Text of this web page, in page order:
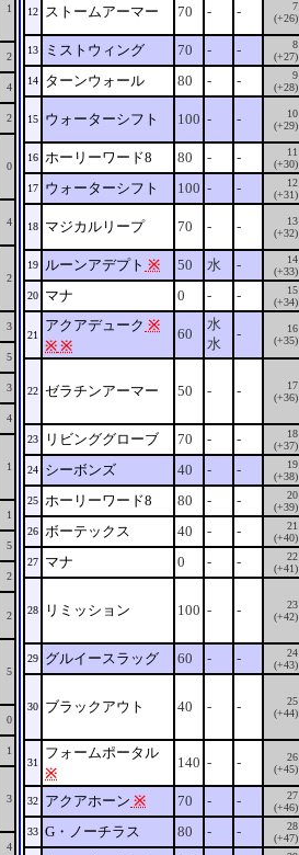
1
2
4
2
0
4
2
3
5
3
4
1
1
5
2
2
5
0
1
3
4
12 ストームアーマー 70 - -
7
(+26)
13 ミストウィング 70 - -
8
(+27)
14 ターンウォール 80 - -
9
(+28)
15 ウォーターシフト 100 - -
10
(+29)
16 ホーリーワード8 80 - -
11
(+30)
17 ウォーターシフト 100 - -
12
(+31)
18 マジカルリープ 70 - -
13
(+32)
19 ルーンアデプト ※ 50 水 -
14
(+33)
20 マナ 0 - -
15
(+34)
21
アクアデューク ※
※ ※
60
水
水
-
16
(+35)
22 ゼラチンアーマー 50 - -
17
(+36)
23 リビンググローブ 70 - -
18
(+37)
24 シーボンズ 40 - -
19
(+38)
25 ホーリーワード8 80 - -
20
(+39)
26 ボーテックス 40 - -
21
(+40)
27 マナ 0 - -
22
(+41)
28 リミッション 100 - -
23
(+42)
29 グルイースラッグ 60 - -
24
(+43)
30 ブラックアウト 40 - -
25
(+44)
31
フォームポータル
※
140 - -
26
(+45)
32 アクアホーン ※ 70 - -
27
(+46)
33 G・ノーチラス 80 - -
28
(+47)